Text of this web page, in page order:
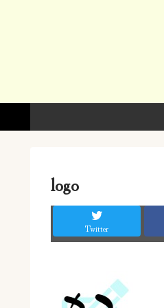
logo
Twitter